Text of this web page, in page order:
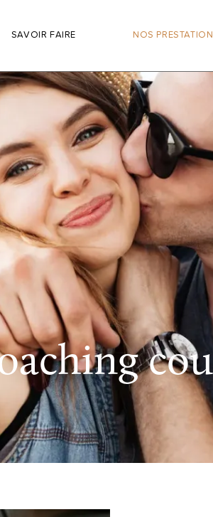
SAVOIR FAIRE NOS